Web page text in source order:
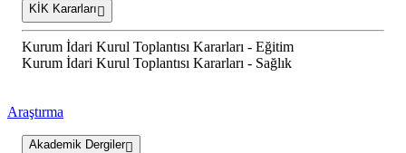
KİK Kararları
Kurum İdari Kurul Toplantısı Kararları - Eğitim
Kurum İdari Kurul Toplantısı Kararları - Sağlık
Araştırma
Akademik Dergiler